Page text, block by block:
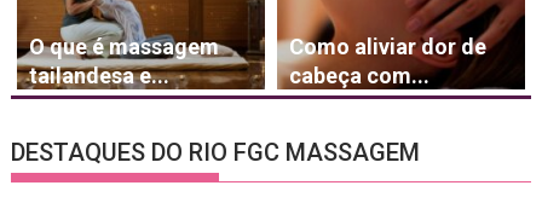
O que é massagem
tailandesa e...
Como aliviar dor de
cabeça com...
DESTAQUES DO RIO FGC MASSAGEM